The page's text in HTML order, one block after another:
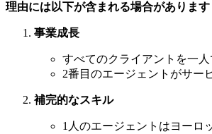
理由には以下が含まれる場合があります
事業成長
すべてのクライアントを一
2番目のエージェントがサー
補完的なスキル
1人のエージェントはヨーロ